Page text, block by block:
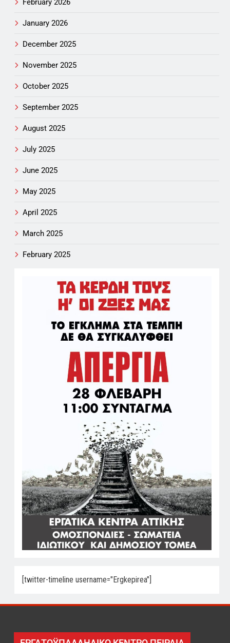
February 2026
January 2026
December 2025
November 2025
October 2025
September 2025
August 2025
July 2025
June 2025
May 2025
April 2025
March 2025
February 2025
[twitter-timeline username="Ergkepirea"]